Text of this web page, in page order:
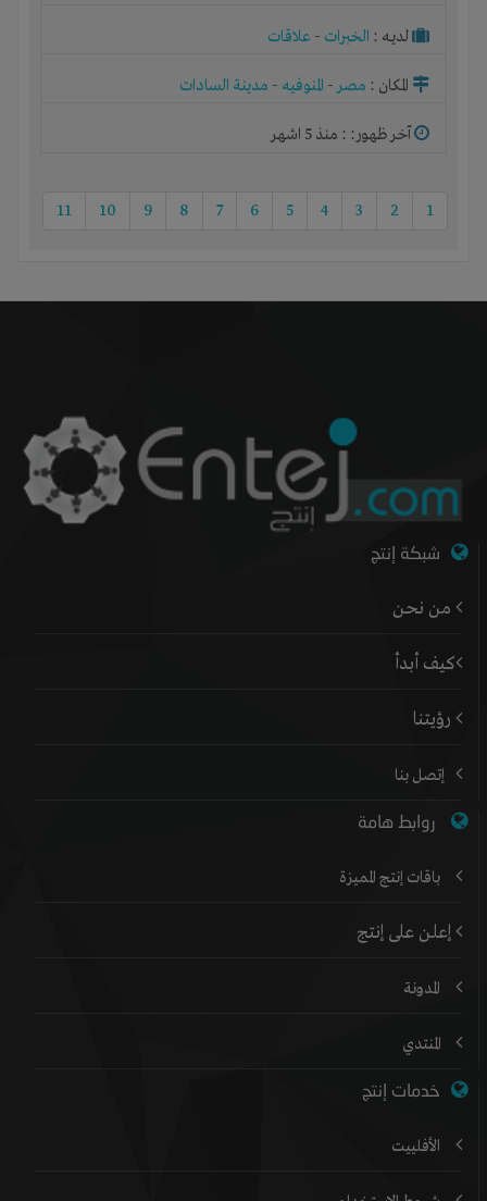
لديـه : الخبرات - علاقات
المكان : مصر- المنوفيه - مدينة السادات
آخر ظهور: : منذ 5 اشهر
1
2
3
4
5
6
7
8
9
10
11
شبكة إنتج
من نحن
كيف أبدأ
رؤيتنا
إتصل بنا
روابط هامة
باقات إنتج المميزة
إعلن على إنتج
المدونة
المنتدي
خدمات إنتج
الأفلييت